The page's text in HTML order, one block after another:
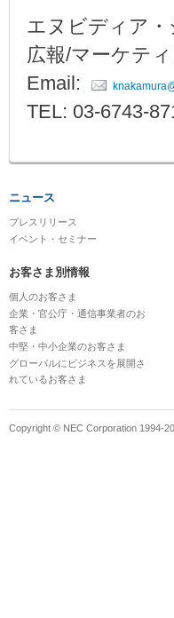
エヌビディア
広報/マーケテ
Email:
TEL: 03-6743-
ニュース
プレスリリース
イベント・セミナー
お客さま別情報
個人のお客さま
企業・官公庁・通信事業者のお
客さま
中堅・中小企業のお客さま
グローバルにビジネスを展開さ
れているお客さま
Copyright © NEC Corporation 1994-